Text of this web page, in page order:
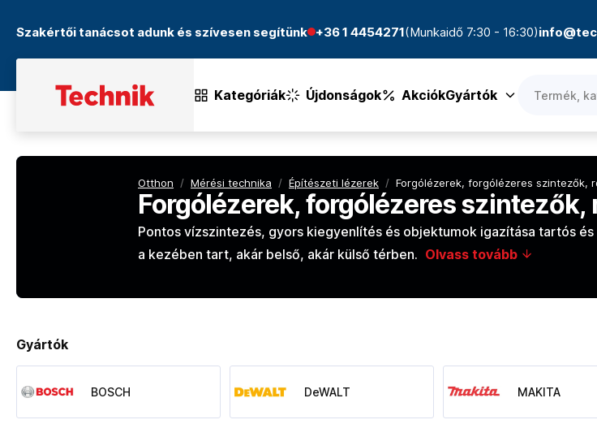
Szakértői tanácsot adunk és szívesen segítünk +36 1 4454271(Munkaidő 7:30 - 16:30)
Kategóriák Újdonságok AkciókGyártók
Otthon / Mérési technika / Építészeti lézerek / Forgólézerek, forgólézeres szintezők,
Forgólézerek, forgólézeres szintezők,
Pontos vízszintezés, gyors kiegyenlítés és objektumok igazítása tartós
a kezében tart, akár belső, akár külső térben. Olvass tovább
Gyártók
BOSCH DeWALT MAKITA